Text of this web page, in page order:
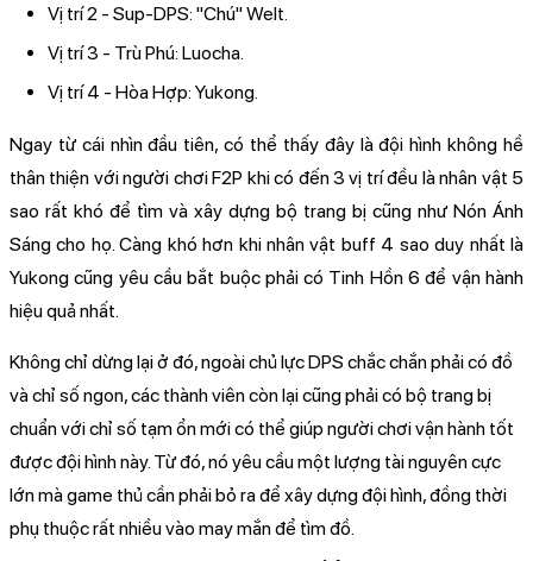
Vị trí 2 - Sup-DPS: "Chú" Welt.
Vị trí 3 - Trù Phú: Luocha.
Vị trí 4 - Hòa Hợp: Yukong.
Ngay từ cái nhìn đầu tiên, có thể thấy đây là đội hình không hề
thân thiện với người chơi F2P khi có đến 3 vị trí đều là nhân vật 5
sao rất khó để tìm và xây dựng bộ trang bị cũng như Nón Ánh
Sáng cho họ. Càng khó hơn khi nhân vật buff 4 sao duy nhất là
Yukong cũng yêu cầu bắt buộc phải có Tinh Hồn 6 để vận hành
hiệu quả nhất.
Không chỉ dừng lại ở đó, ngoài chủ lực DPS chắc chắn phải có đồ
và chỉ số ngon, các thành viên còn lại cũng phải có bộ trang bị
chuẩn với chỉ số tạm ổn mới có thể giúp người chơi vận hành tốt
được đội hình này. Từ đó, nó yêu cầu một lượng tài nguyên cực
lớn mà game thủ cần phải bỏ ra để xây dựng đội hình, đồng thời
phụ thuộc rất nhiều vào may mắn để tìm đồ.